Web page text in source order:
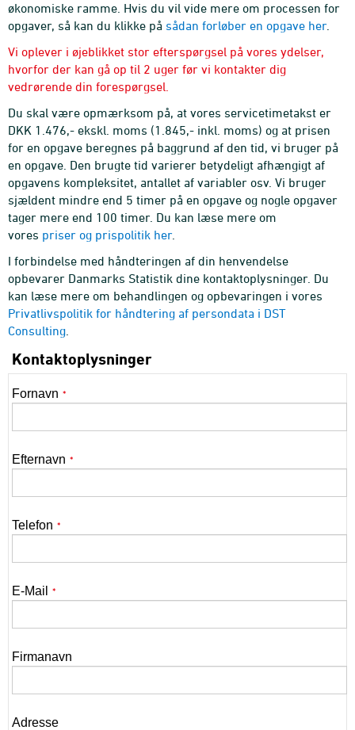
økonomiske ramme. Hvis du vil vide mere om processen for
opgaver, så kan du klikke på sådan forløber en opgave her.
Vi oplever i øjeblikket stor efterspørgsel på vores ydelser,
hvorfor der kan gå op til 2 uger før vi kontakter dig
vedrørende din forespørgsel.
Du skal være opmærksom på, at vores servicetimetakst er
DKK 1.476,- ekskl. moms (1.845,- inkl. moms) og at prisen
for en opgave beregnes på baggrund af den tid, vi bruger på
en opgave. Den brugte tid varierer betydeligt afhængigt af
opgavens kompleksitet, antallet af variabler osv. Vi bruger
sjældent mindre end 5 timer på en opgave og nogle opgaver
tager mere end 100 timer. Du kan læse mere om
vores priser og prispolitik her.
I forbindelse med håndteringen af din henvendelse
opbevarer Danmarks Statistik dine kontaktoplysninger. Du
kan læse mere om behandlingen og opbevaringen i vores
Privatlivspolitik for håndtering af persondata i DST
Consulting
Kontaktoplysninger
Fornavn *
Efternavn *
Telefon *
E-Mail *
Firmanavn
Adresse